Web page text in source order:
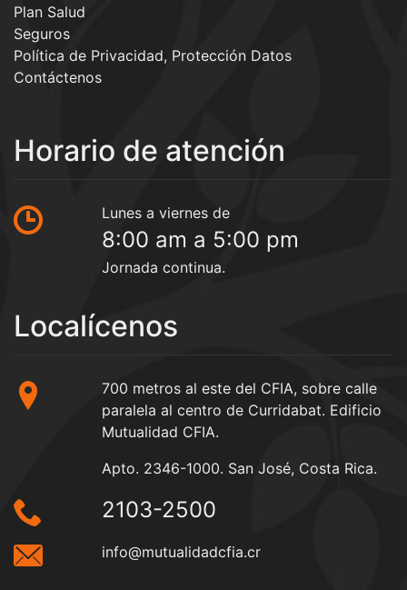
Plan Salud
Seguros
Política de Privacidad, Protección Datos
Contáctenos
Horario de atención
Lunes a viernes de
8:00 am a 5:00 pm
Jornada continua.
Localícenos
700 metros al este del CFIA, sobre calle
paralela al centro de Curridabat. Edificio
Mutualidad CFIA.
Apto. 2346-1000. San José, Costa Rica.
2103-2500
info@mutualidadcfia.cr